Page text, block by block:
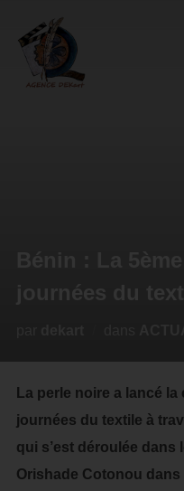
La perle noire a lancé
journées du textile à
qui s’est déroulée dans
Orishade Cotonou